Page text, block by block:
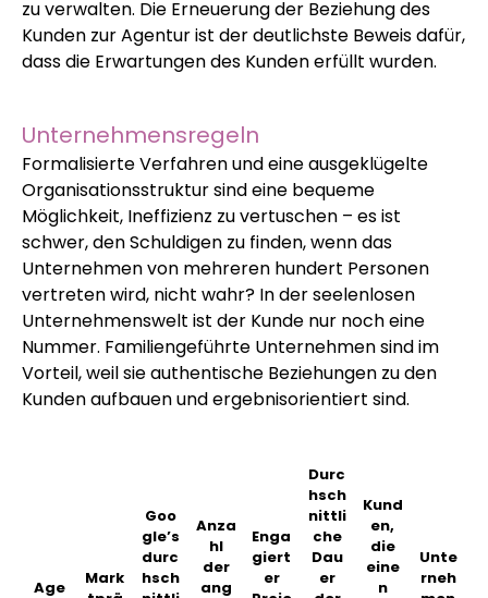
zu verwalten. Die Erneuerung der Beziehung des
Kunden zur Agentur ist der deutlichste Beweis dafür,
dass die Erwartungen des Kunden erfüllt wurden.
Unternehmensregeln
Formalisierte Verfahren und eine ausgeklügelte
Organisationsstruktur sind eine bequeme
Möglichkeit, Ineffizienz zu vertuschen – es ist
schwer, den Schuldigen zu finden, wenn das
Unternehmen von mehreren hundert Personen
vertreten wird, nicht wahr? In der seelenlosen
Unternehmenswelt ist der Kunde nur noch eine
Nummer. Familiengeführte Unternehmen sind im
Vorteil, weil sie authentische Beziehungen zu den
Kunden aufbauen und ergebnisorientiert sind.
Age
Mark
Goo
gle’s
durc
hsch
Anza
hl
der
ang
Enga
giert
er
Durc
hsch
nittli
che
Dau
er
Kund
en,
die
eine
n
Unte
rneh